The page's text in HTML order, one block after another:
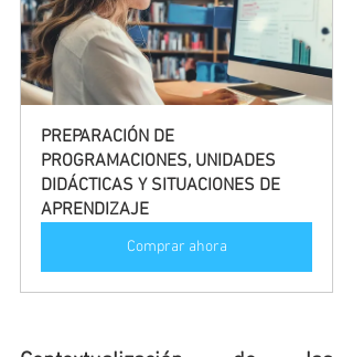
PREPARACIÓN DE
PROGRAMACIONES, UNIDADES
DIDÁCTICAS Y SITUACIONES DE
APRENDIZAJE
Comprar ahora